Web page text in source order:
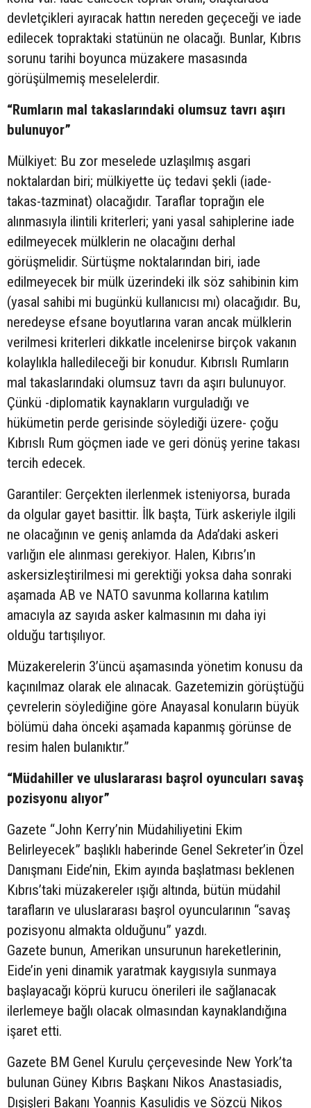
devletçikleri ayıracak hattın nereden geçeceği ve iade
edilecek topraktaki statünün ne olacağı. Bunlar, Kıbrıs
sorunu tarihi boyunca müzakere masasında
görüşülmemiş meselelerdir.
“Rumların mal takaslarındaki olumsuz tavrı aşırı
bulunuyor”
Mülkiyet: Bu zor meselede uzlaşılmış asgari
noktalardan biri; mülkiyette üç tedavi şekli (iade-
takas-tazminat) olacağıdır. Taraflar toprağın ele
alınmasıyla ilintili kriterleri; yani yasal sahiplerine iade
edilmeyecek mülklerin ne olacağını derhal
görüşmelidir. Sürtüşme noktalarından biri, iade
edilmeyecek bir mülk üzerindeki ilk söz sahibinin kim
(yasal sahibi mi bugünkü kullanıcısı mı) olacağıdır. Bu,
neredeyse efsane boyutlarına varan ancak mülklerin
verilmesi kriterleri dikkatle incelenirse birçok vakanın
kolaylıkla halledileceği bir konudur. Kıbrıslı Rumların
mal takaslarındaki olumsuz tavrı da aşırı bulunuyor.
Çünkü -diplomatik kaynakların vurguladığı ve
hükümetin perde gerisinde söylediği üzere- çoğu
Kıbrıslı Rum göçmen iade ve geri dönüş yerine takası
tercih edecek.
Garantiler: Gerçekten ilerlenmek isteniyorsa, burada
da olgular gayet basittir. İlk başta, Türk askeriyle ilgili
ne olacağının ve geniş anlamda da Ada’daki askeri
varlığın ele alınması gerekiyor. Halen, Kıbrıs’ın
askersizleştirilmesi mi gerektiği yoksa daha sonraki
aşamada AB ve NATO savunma kollarına katılım
amacıyla az sayıda asker kalmasının mı daha iyi
olduğu tartışılıyor.
Müzakerelerin 3’üncü aşamasında yönetim konusu da
kaçınılmaz olarak ele alınacak. Gazetemizin görüştüğü
çevrelerin söylediğine göre Anayasal konuların büyük
bölümü daha önceki aşamada kapanmış görünse de
resim halen bulanıktır.”
“Müdahiller ve uluslararası başrol oyuncuları savaş
pozisyonu alıyor”
Gazete “John Kerry’nin Müdahiliyetini Ekim
Belirleyecek” başlıklı haberinde Genel Sekreter’in Özel
Danışmanı Eide’nin, Ekim ayında başlatması beklenen
Kıbrıs’taki müzakereler ışığı altında, bütün müdahil
tarafların ve uluslararası başrol oyuncularının “savaş
pozisyonu almakta olduğunu” yazdı.
Gazete bunun, Amerikan unsurunun hareketlerinin,
Eide’in yeni dinamik yaratmak kaygısıyla sunmaya
başlayacağı köprü kurucu önerileri ile sağlanacak
ilerlemeye bağlı olacak olmasından kaynaklandığına
işaret etti.
Gazete BM Genel Kurulu çerçevesinde New York’ta
bulunan Güney Kıbrıs Başkanı Nikos Anastasiadis,
Dışişleri Bakanı Yoannis Kasulidis ve Sözcü Nikos